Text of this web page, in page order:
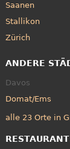
Saanen
Stallikon
Zürich
ANDERE
Davos
Domat/Ems
alle 23 Orte in